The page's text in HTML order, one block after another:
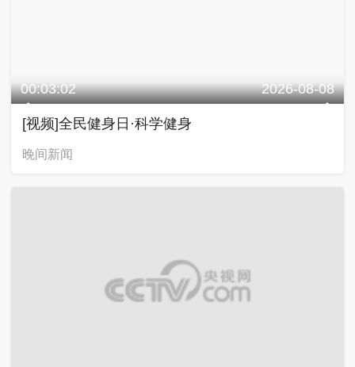
00:03:02 2026-08-08
[视频]全民健身日·科学健身
晚间新闻